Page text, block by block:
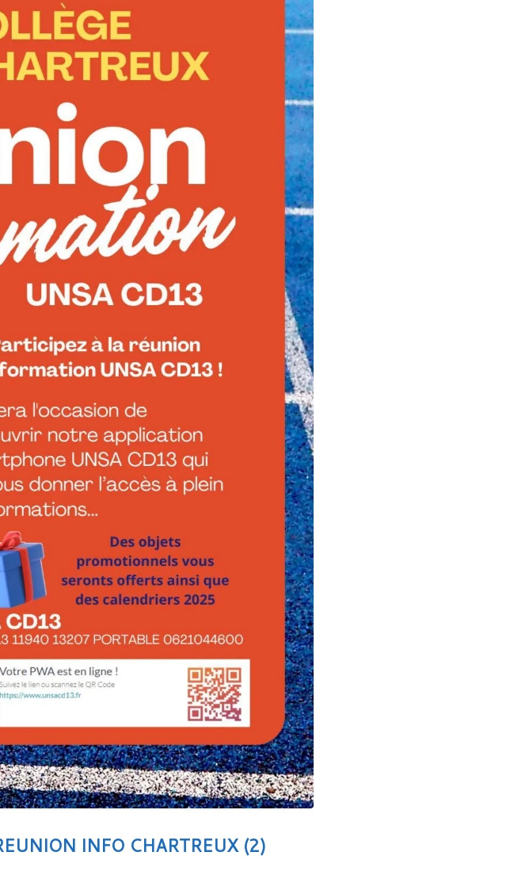
INFO CHARTREUX (2)